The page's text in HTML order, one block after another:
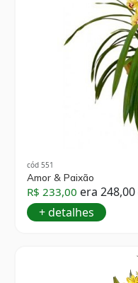
cód 551
Amor & Paixão
R$ 233,00 era 248,00
+ detalhes